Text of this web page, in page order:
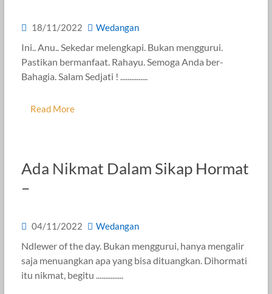
18/11/2022 Wedangan
Ini.. Anu.. Sekedar melengkapi. Bukan menggurui.
Pastikan bermanfaat. Rahayu. Semoga Anda ber-
Bahagia. Salam Sedjati ! ...............
Read More
Ada Nikmat Dalam Sikap Hormat
–
04/11/2022 Wedangan
Ndlewer of the day. Bukan menggurui, hanya mengalir
saja menuangkan apa yang bisa dituangkan. Dihormati
itu nikmat, begitu ...............